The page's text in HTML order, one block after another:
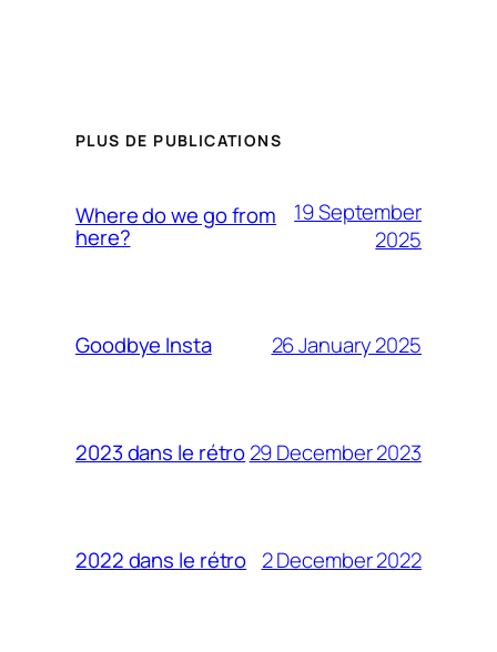
PLUS DE PUBLICATIONS
Where do we go from
here?
19 September
2025
Goodbye Insta 26 January 2025
2023 dans le rétro29 December 2023
2022 dans le rétro 2 December 2022